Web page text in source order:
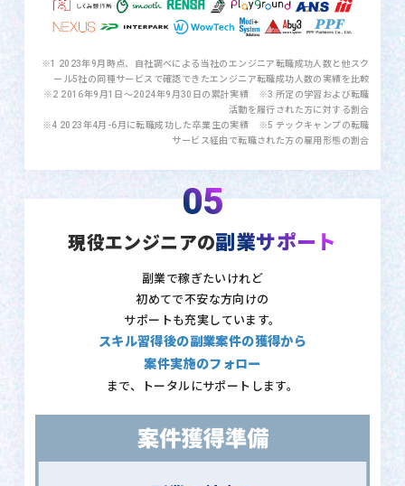
※1 2023年9月時点、自社調べによる当社のエンジニア転職成功人数と他スク
ール5社の同種サービスで確認できたエンジニア転職成功人数の実績を比較
※2 2016年9月1日〜2024年9月30日の累計実績 ※3 所定の学習および転職
活動を履行された方に対する割合
※4 2023年4月-6月に転職成功した卒業生の実績 ※5 テックキャンプの転職
サービス経由で転職された方の雇用形態の割合
05
現役エンジニアの副業サポート
副業で稼ぎたいけれど
初めてで不安な方向けの
サポートも充実しています。
スキル習得後の副業案件の獲得から
案件実施のフォロー
まで、トータルにサポートします。